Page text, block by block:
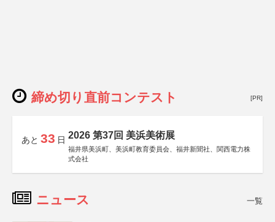
締め切り直前コンテスト [PR]
あと 33 日 2026 第37回 美浜美術展
福井県美浜町、美浜町教育委員会、福井新聞社、関西電力株
式会社
ニュース 一覧